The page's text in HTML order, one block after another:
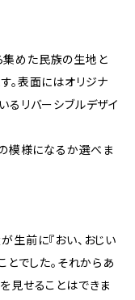
めた民族の生地と
。表面にはオリジナ
るリバーシブルデザイ
模様になるか選べま
生前に『おい、おじい
とでした。それからあ
見せることはできま